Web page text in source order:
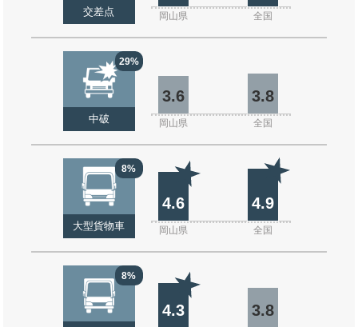
交差点 岡山県 全国
29%
中破
3.6 3.8
岡山県 全国
8%
大型貨物車
4.6 4.9
岡山県 全国
8%
4.3 3.8